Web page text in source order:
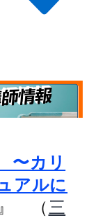
〜カリ
アルに
』 （三